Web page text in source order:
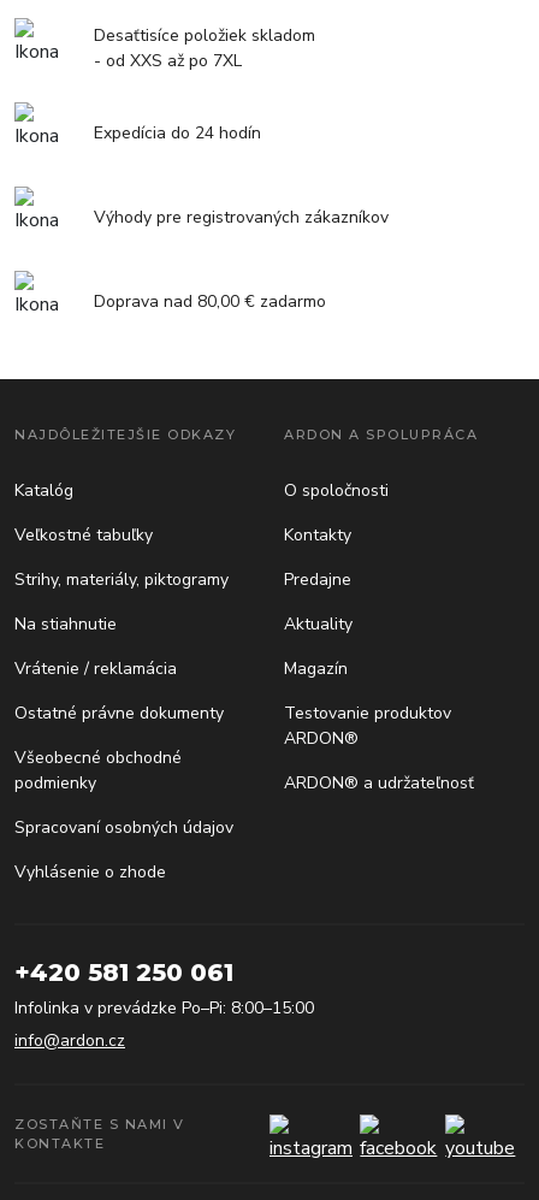
Desaťtisíce položiek skladom
- od XXS až po 7XL
Expedícia do 24 hodín
Výhody pre registrovaných zákazníkov
Doprava nad 80,00 € zadarmo
NAJDÔLEŽITEJŠIE ODKAZY
Katalóg
Veľkostné tabuľky
Strihy, materiály, piktogramy
Na stiahnutie
Vrátenie / reklamácia
Ostatné právne dokumenty
Všeobecné obchodné
podmienky
Spracovaní osobných údajov
Vyhlásenie o zhode
ARDON A SPOLUPRÁCA
O spoločnosti
Kontakty
Predajne
Aktuality
Magazín
Testovanie produktov
ARDON®
ARDON® a udržateľnosť
+420 581 250 061
Infolinka v prevádzke Po–Pi: 8:00–15:00
info@ardon.cz
ZOSTAŇTE S NAMI V
KONTAKTE